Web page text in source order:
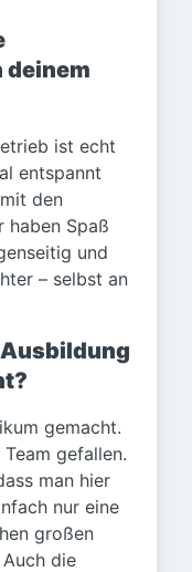
ist echt
entspannt
den
haben Spaß
und
– selbst an
gemacht.
gefallen.
man hier
nur eine
großen
die